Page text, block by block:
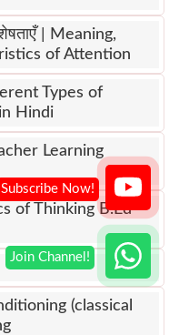
| Meaning,
of Attention
Types of
Hindi
Learning
of Thinking B.Ed
(classical